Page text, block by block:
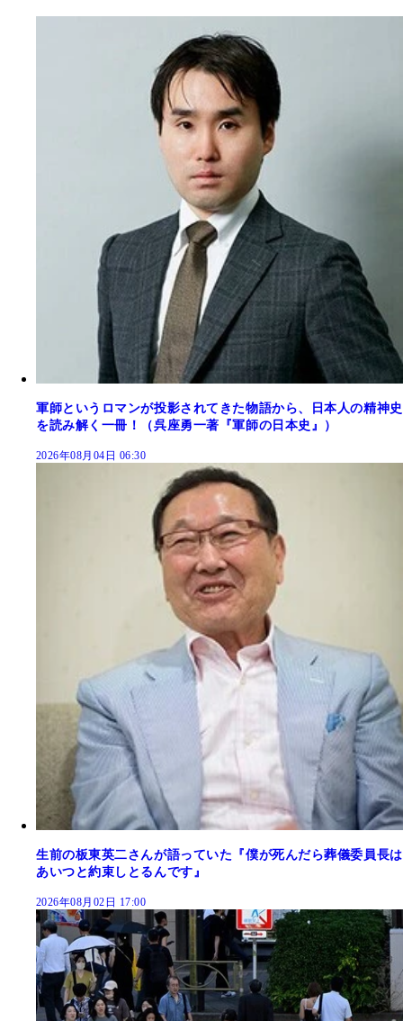
軍師というロマンが投影されてきた物語から、日本人の精神史
を読み解く一冊！（呉座勇一著『軍師の日本史』）
2026年08月04日 06:30
生前の板東英二さんが語っていた『僕が死んだら葬儀委員長は
あいつと約束しとるんです』
2026年08月02日 17:00